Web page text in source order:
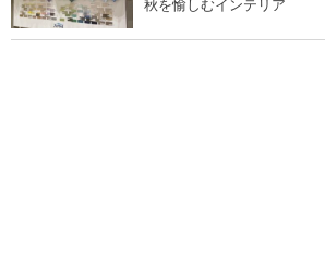
秋を愉しむインテリア